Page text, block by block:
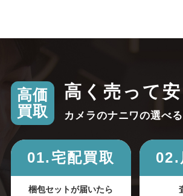
高価
買取
高く売って安
カメラのナニワの選べ
01.宅配買取
梱包セットが届いたら
02.